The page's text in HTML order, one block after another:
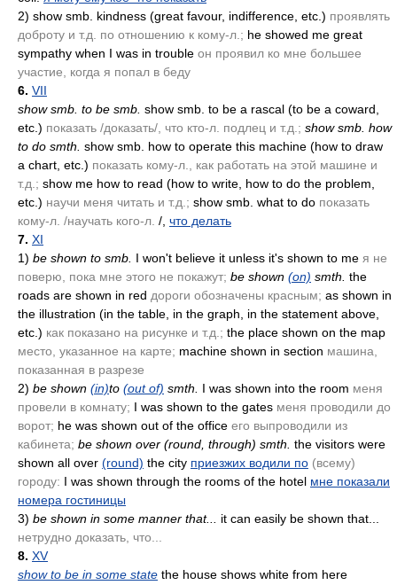
2) show smb. kindness (great favour, indifference, etc.) проявлять
доброту и т.д. по отношению к кому-л.; he showed me great
sympathy when I was in trouble он проявил ко мне большее
участие, когда я попал в беду
6. VII
show smb. to be smb. show smb. to be a rascal (to be a coward,
etc.) показать /доказать/, что кто-л. подлец и т.д.; show smb. how
to do smth. show smb. how to operate this machine (how to draw
a chart, etc.) показать кому-л., как работать на этой машине и
т.д.; show me how to read (how to write, how to do the problem,
etc.) научи меня читать и т.д.; show smb. what to do показать
кому-л. /научать кого-л. /, что делать
7. XI
1) be shown to smb. I won't believe it unless it's shown to me я не
поверю, пока мне этого не покажут; be shown (on) smth. the
roads are shown in red дороги обозначены красным; as shown in
the illustration (in the table, in the graph, in the statement above,
etc.) как показано на рисунке и т.д.; the place shown on the map
место, указанное на карте; machine shown in section машина,
показанная в разрезе
2) be shown (in)to (out of) smth. I was shown into the room меня
провели в комнату; I was shown to the gates меня проводили до
ворот; he was shown out of the office его выпроводили из
кабинета; be shown over (round, through) smth. the visitors were
shown all over (round) the city приезжих водили по (всему)
городу: I was shown through the rooms of the hotel мне показали
номера гостиницы
3) be shown in some manner that...
it can easily be shown that...
нетрудно доказать, что...
8. XV
show to be in some state the house shows white from here